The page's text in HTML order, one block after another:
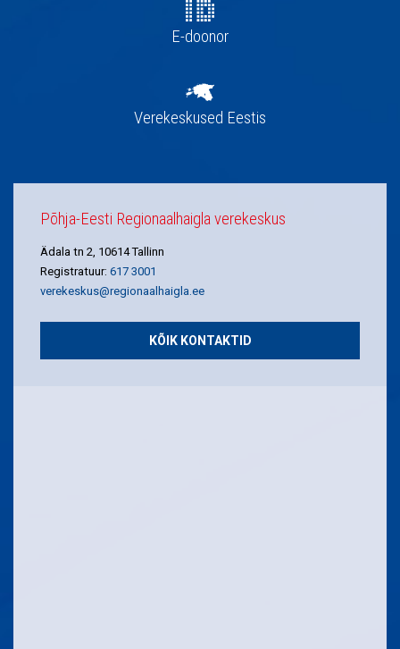
E-doonor
Verekeskused Eestis
Põhja-Eesti Regionaalhaigla verekeskus
Ädala tn 2, 10614 Tallinn
Registratuur: 617 3001
verekeskus@regionaalhaigla.ee
KÕIK KONTAKTID